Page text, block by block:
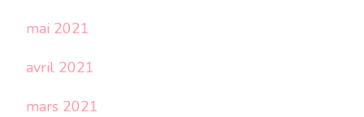
mai 2021
avril 2021
mars 2021